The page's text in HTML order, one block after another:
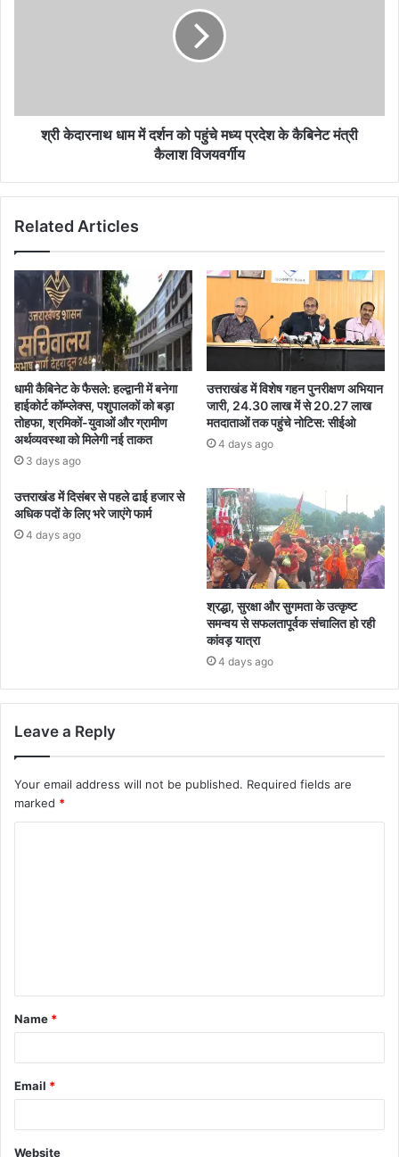
श्री केदारनाथ धाम में दर्शन को पहुंचे मध्य प्रदेश के कैबिनेट मंत्री
कैलाश विजयवर्गीय
Related Articles
धामी कैबिनेट के फैसले: हल्द्वानी में बनेगा
हाईकोर्ट कॉम्प्लेक्स, पशुपालकों को बड़ा
तोहफा, श्रमिकों-युवाओं और ग्रामीण
अर्थव्यवस्था को मिलेगी नई ताकत
3 days ago
उत्तराखंड में विशेष गहन पुनरीक्षण अभियान
जारी, 24.30 लाख में से 20.27 लाख
मतदाताओं तक पहुंचे नोटिस: सीईओ
4 days ago
उत्तराखंड में दिसंबर से पहले ढाई हजार से
अधिक पदों के लिए भरे जाएंगे फार्म
4 days ago
श्रद्धा, सुरक्षा और सुगमता के उत्कृष्ट
समन्वय से सफलतापूर्वक संचालित हो रही
कांवड़ यात्रा
4 days ago
Leave a Reply
Your email address will not be published. Required fields are
marked *
t
*
Name *
Email *
Website